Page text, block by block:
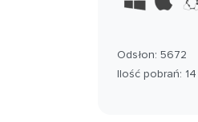
Odsłon: 5672
Ilość pobrań: 14